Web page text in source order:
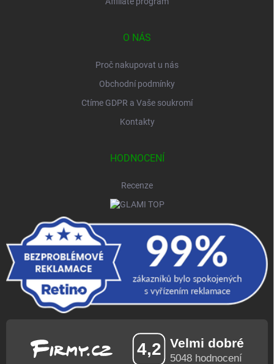
O NÁS
Proč nakupovat u nás
Obchodní podmínky
Ctíme GDPR a Vaše soukromí
Kontakty
HODNOCENÍ
Recenze